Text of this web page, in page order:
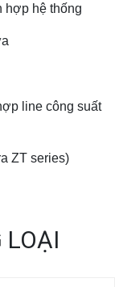
hợp hệ thống
line công suất
ZT series)
LOẠI